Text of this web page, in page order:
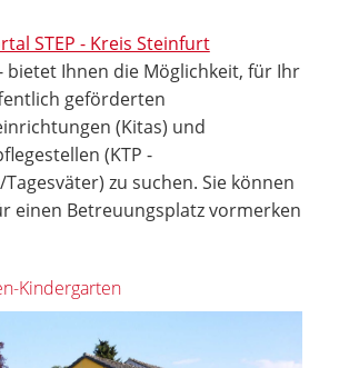
STEP - Kreis Steinfurt
bietet Ihnen die Möglichkeit, für Ihr
geförderten
(Kitas) und
(KTP -
zu suchen. Sie können
einen Betreuungsplatz vormerken
Kindergarten